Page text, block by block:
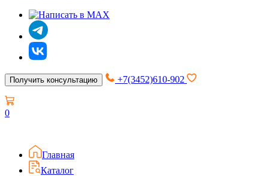
Получить консультацию +7(3452)610-902
0
Главная
Каталог